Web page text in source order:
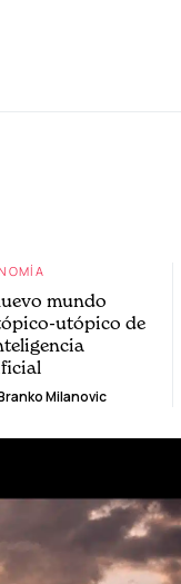
mundo
utópico de
Milanovic